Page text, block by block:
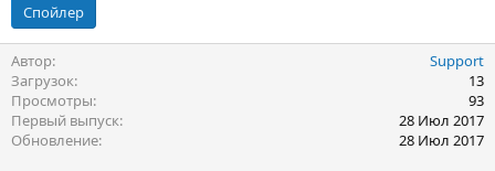
Спойлер
Автор
Support
Загрузок
13
Просмотры
93
Первый выпуск
28 Июл 2017
Обновление
28 Июл 2017